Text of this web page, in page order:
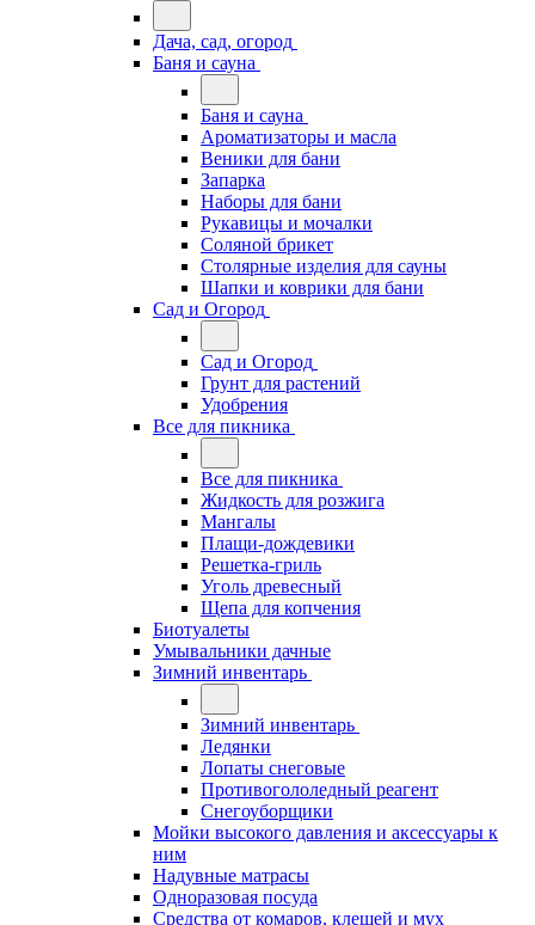
Дача, сад, огород
Баня и сауна
Баня и сауна
Ароматизаторы и масла
Веники для бани
Запарка
Наборы для бани
Рукавицы и мочалки
Соляной брикет
Столярные изделия для сауны
Шапки и коврики для бани
Сад и Огород
Сад и Огород
Грунт для растений
Удобрения
Все для пикника
Все для пикника
Жидкость для розжига
Мангалы
Плащи-дождевики
Решетка-гриль
Уголь древесный
Щепа для копчения
Биотуалеты
Умывальники дачные
Зимний инвентарь
Зимний инвентарь
Ледянки
Лопаты снеговые
Противогололедный реагент
Снегоуборщики
Мойки высокого давления и аксессуары к
ним
Надувные матрасы
Одноразовая посуда
Средства от комаров, клещей и мух